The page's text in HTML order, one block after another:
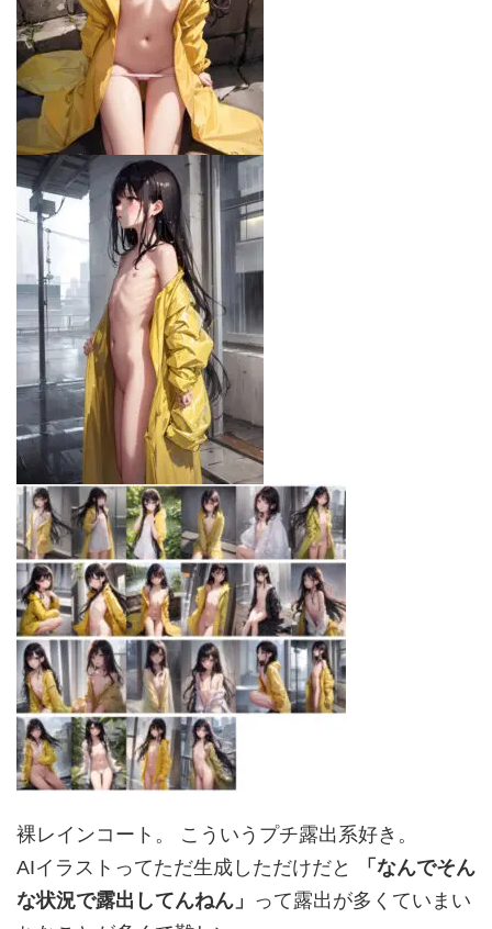
裸レインコート。 こういうプチ露出系好き。
AIイラストってただ生成しただけだと
「なんでそん
な状況で露出してんねん」 って露出が多くていまい